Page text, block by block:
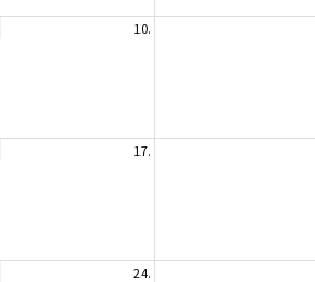
10.
17.
24.